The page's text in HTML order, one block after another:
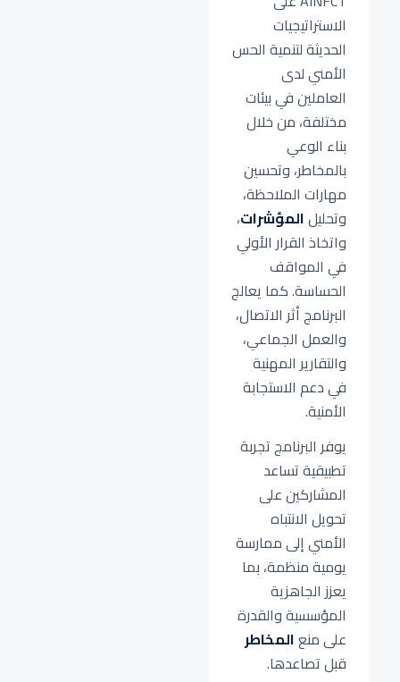
الاستراتيجيات
الحديثة لتنمية الحس
الأمني لدى
العاملين في بيئات
مختلفة، من خلال
بناء الوعي
بالمخاطر، وتحسين
مهارات الملاحظة،
وتحليلالمؤشرات،
واتخاذ القرار الأولي
في المواقف
الحساسة. كما يعالج
البرنامج أثر الاتصال،
والعمل الجماعي،
والتقارير المهنية
في دعم الاستجابة
الأمنية.
يوفر البرنامج تجربة
تطبيقية تساعد
المشاركين على
تحويل الانتباه
الأمني إلى ممارسة
يومية منظمة، بما
يعزز الجاهزية
المؤسسية والقدرة
على منعالمخاطر
قبل تصاعدها.